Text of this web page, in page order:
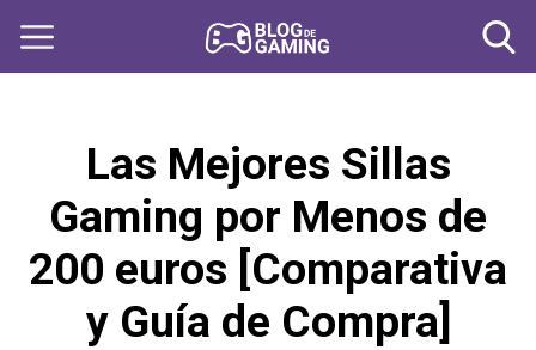
Las Mejores Sillas
Gaming por Menos de
200 euros [Comparativa
y Guía de Compra]